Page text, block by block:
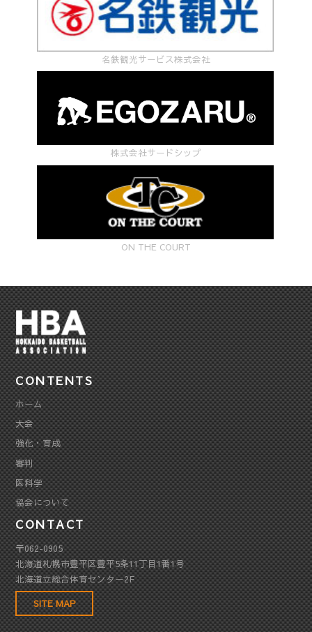
名鉄観光サービス株式会社
株式会社サードシップ
ON THE COURT
CONTENTS
ホーム
大会
強化・育成
審判
医科学
協会について
CONTACT
〒062-0905
北海道札幌市豊平区豊平5条11丁目1番1号
北海道立総合体育センター2F
SITE MAP